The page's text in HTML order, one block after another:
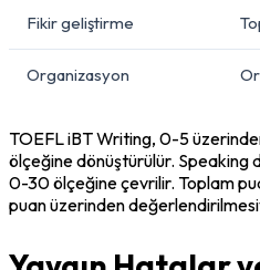
Fikir geliştirme
Organizasyon
TOEFL iBT Writing, 0-5
ölçeğine dönüştürülür. Speaking
0-30 ölçeğine çevrilir. Toplam
puan üzerinden